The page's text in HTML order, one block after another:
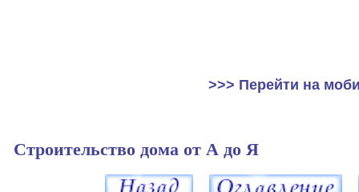
>>> Перейти на
Строительство дома от А до Я